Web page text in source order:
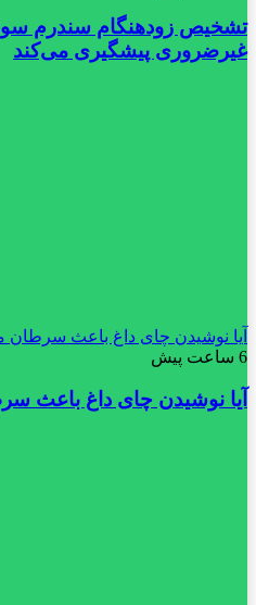
تشخیص زودهنگام سندرم
غیرضروری پیشگیری می‌کند
آیا نوشیدن چای داغ باعث
6 ساعت پیش
آیا نوشیدن چای داغ باعث